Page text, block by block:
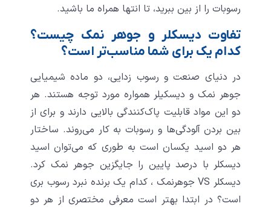
رسوبات را از بین ببرید، تا انتها همراه ما باشید.
تفاوت دیسکلر و جوهر نمک چیست؟
کدام یک برای شما مناسب‌تر است؟
در دنیای صنعت و رسوب زدایی، دو ماده شیمیایی
جوهر نمک و دیسکیلر همواره مورد توجه هستند. هر
دو این مواد قابلیت پاک‌کنندگی بالایی دارند و برای از
بین بردن آلودگی‌ها و رسوبات به کار می‌روند. ساختار
هر دو اسید یکسان است به طوری که می‌توان اسید
دیسکلر با درصد پایین را جایگزین جوهر نمک کرد.
دیسکلر VS جوهرنمک ، کدام یک برنده‌ نبرد رسوب بری
است؟ در ابتدا بهتر است معرفی مختصری از هر دو